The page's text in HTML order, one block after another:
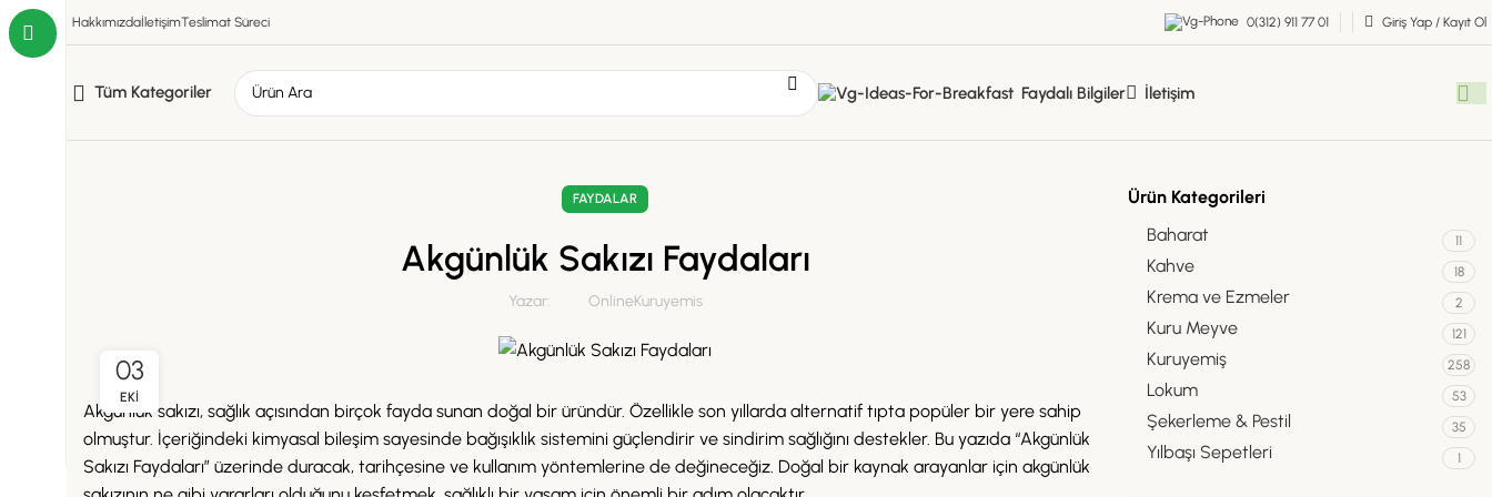
HakkımızdaİletişimTeslimat Süreci 0(312) 911 77 01 Giriş Yap / Kayıt Ol
Tüm Kategoriler Faydalı Bilgiler İletişim
FAYDALAR
Akgünlük Sakızı Faydaları
Yazar: OnlineKuruyemis
03
EKI
Akgünlük sakızı, sağlık açısından birçok fayda sunan doğal bir üründür. Özellikle son yıllarda alternatif tıpta popüler bir yere sahip
olmuştur. İçeriğindeki kimyasal bileşim sayesinde bağışıklık sistemini güçlendirir ve sindirim sağlığını destekler. Bu yazıda “Akgünlük
Sakızı Faydaları” üzerinde duracak, tarihçesine ve kullanım yöntemlerine de değineceğiz. Doğal bir kaynak arayanlar için akgünlük
Ürün Kategorileri
Baharat
11
Kahve 18
Krema ve Ezmeler 2
Kuru Meyve 121
Kuruyemiş 258
Lokum 53
Şekerleme & Pestil 35
Yılbaşı Sepetleri 1